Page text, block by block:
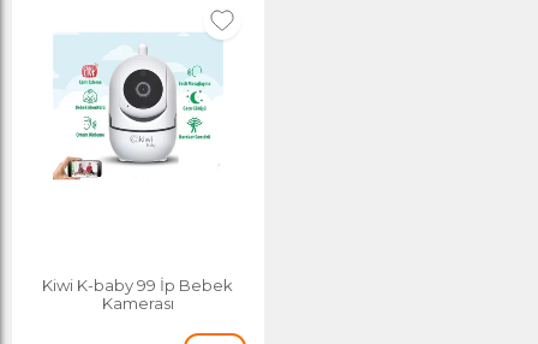
Kiwi K-baby 99 İp Bebek
Kamerası